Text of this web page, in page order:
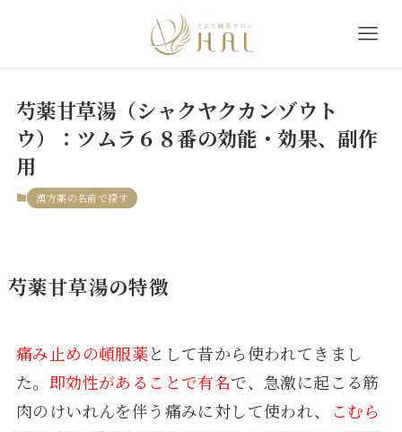
芍薬甘草湯（シャクヤクカンゾウト
ウ）：ツムラ６８番の効能・効果、副作
用
漢方薬の名前で探す
芍薬甘草湯の特徴
痛み止めの頓服薬として昔から使われてきまし
た。 即効性があることで有名で、急激に起こる筋
肉のけいれんを伴う痛みに対して使われ、
こむら